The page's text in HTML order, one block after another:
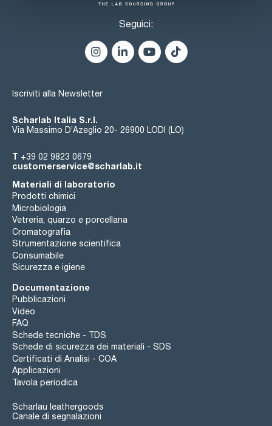
Seguici:
Iscriviti alla Newsletter
Scharlab Italia S.r.l.
Via Massimo D’Azeglio 20- 26900 LODI (LO)
T +39 02 9823 0679
customerservice@scharlab.it
Materiali di laboratorio
Prodotti chimici
Microbiologia
Vetreria, quarzo e porcellana
Cromatografia
Strumentazione scientifica
Consumabile
Sicurezza e igiene
Documentazione
Pubblicazioni
Video
FAQ
Schede tecniche - TDS
Schede di sicurezza dei materiali - SDS
Certificati di Analisi - COA
Applicazioni
Tavola periodica
Scharlau leathergoods
Canale di segnalazioni